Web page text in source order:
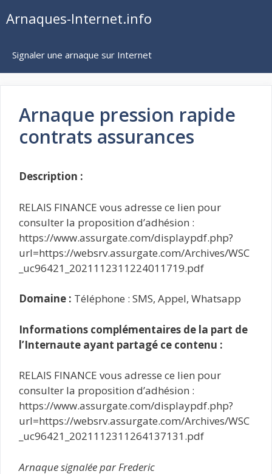
auArnaques-Internet.info
Signaler une arnaque sur Internet
Arnaque pression rapide
contrats assurances
Description :
RELAIS FINANCE vous adresse ce lien pour
consulter la proposition d’adhésion :
https://www.assurgate.com/displaypdf.php?
url=https://websrv.assurgate.com/Archives/WSC
_uc96421_2021112311224011719.pdf
Domaine : Téléphone : SMS, Appel, Whatsapp
Informations complémentaires de la part de
l’Internaute ayant partagé ce contenu :
RELAIS FINANCE vous adresse ce lien pour
consulter la proposition d’adhésion :
https://www.assurgate.com/displaypdf.php?
url=https://websrv.assurgate.com/Archives/WSC
_uc96421_2021112311264137131.pdf
Arnaque signalée par Frederic